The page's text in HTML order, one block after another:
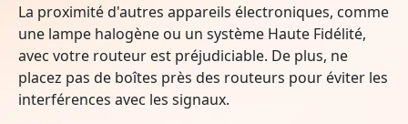
La proximité d'autres appareils électroniques, comme
une lampe halogène ou un système Haute Fidélité,
avec votre routeur est préjudiciable. De plus, ne
placez pas de boîtes près des routeurs pour éviter les
interférences avec les signaux.